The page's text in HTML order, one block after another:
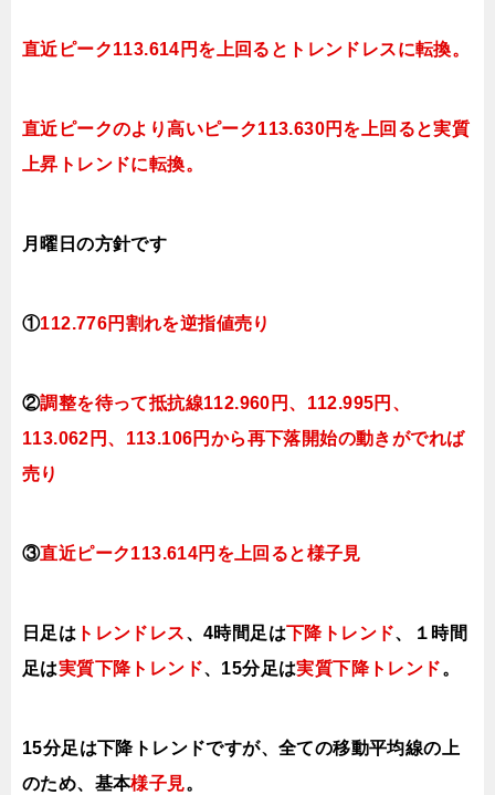
直近ピーク113.614円 を上回るとトレンドレスに転換。
直近ピークのより高いピーク113.630円 を上回ると実質
上昇トレンドに転換。
月曜日の方針です
①112.776円割れを逆指値売り
②調整を待って抵抗線112.960円、112.995円、
113.062円、113.106円から再下落開始の動きがでれば
売り
③直近ピーク113.614円を上回ると様子見
日足は トレンドレス、4時間足は下降ト レンド、１時間
足は実質下降トレンド、15分足は実質下降ト レンド。
15分足は下降トレンドですが、全ての移動平均線の上
のため、基本様子見。